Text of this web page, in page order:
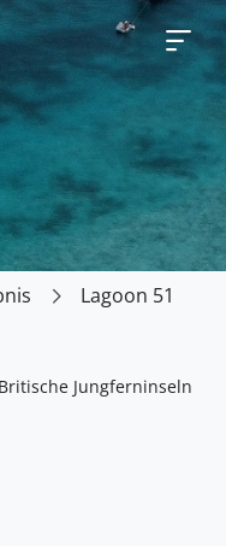
Lagoon 51
Jungferninseln